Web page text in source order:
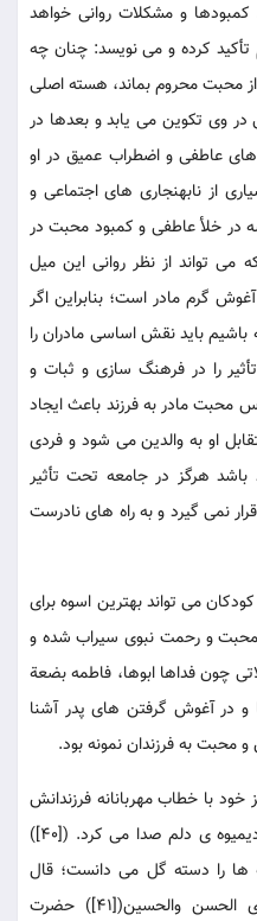
کمبودها و مشکلات روانی خواهد
کرده و می نویسد: چنان چه
محبت محروم بماند، هسته اصلی
وی تکوین می یابد و بعدها در
عاطفی و اضطراب عمیق در او
بسیاری از نابهنجاری های اجتماعی و
در خلأ عاطفی و کمبود محبت در
می تواند از نظر روانی این میل
گرم مادر است؛ بنابراین اگر
باشیم باید نقش اساسی مادران را
را در فرهنگ سازی و ثبات و
مادر به فرزند باعث ایجاد
او به والدین می شود و فردی
هرگز در جامعه تحت تأثیر
نمی گیرد و به راه های نادرست
می تواند بهترین اسوه برای
و رحمت نبوی سیراب شده و
چون فداها ابوها، فاطمه بضعة
در آغوش گرفتن های پدر آشنا
محبت به فرزندان نمونه بود.
خود با خطاب مهربانانه فرزندانش
را یا قرّة عینی نور چشمم و ثمرة فؤادیمیوه ی دلم صدا می کرد. ([40])
را دسته گل می دانست؛ قال
رسول الله9 الولد ریحانة و ریحانتای الحسن والحسین([41]) حضرت